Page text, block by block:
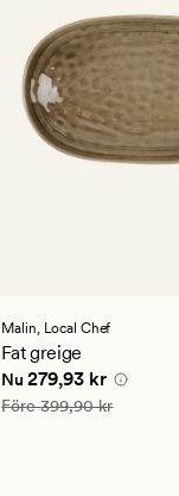
Malin, Local Chef
Fat greige
Nuvarande pris
Nu 279,93 kr
Ordinarie pris 399,90 kr
Före399,90 kr